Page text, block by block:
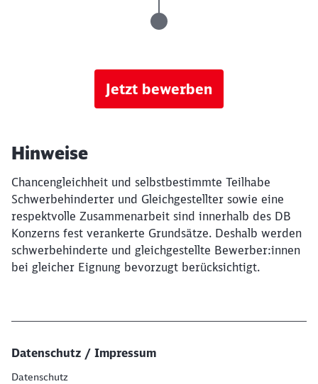
Jetzt bewerben
Hinweise
Chancengleichheit und selbstbestimmte Teilhabe
Schwerbehinderter und Gleichgestellter sowie eine
respektvolle Zusammenarbeit sind innerhalb des DB
Konzerns fest verankerte Grundsätze. Deshalb werden
schwerbehinderte und gleichgestellte Bewerber:innen
bei gleicher Eignung bevorzugt berücksichtigt.
Datenschutz / Impressum
Datenschutz